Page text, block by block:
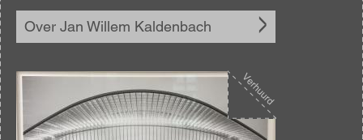
Over Jan Willem Kaldenbach
Afbeelding